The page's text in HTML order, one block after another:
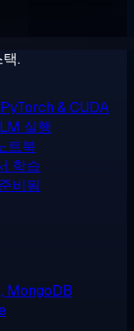
.
& CUDA
실행
트북
학습
비됨
MongoDB